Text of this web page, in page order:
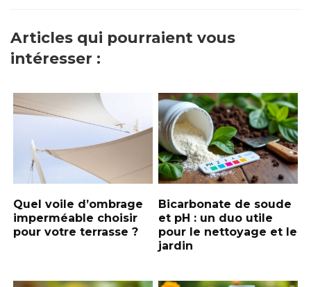
Articles qui pourraient vous
intéresser :
Quel voile d’ombrage
imperméable choisir
pour votre terrasse ?
Bicarbonate de soude
et pH : un duo utile
pour le nettoyage et le
jardin